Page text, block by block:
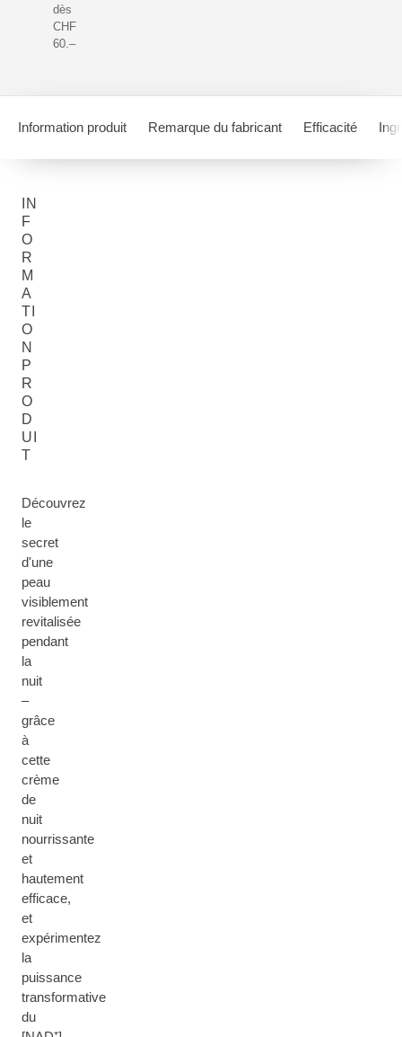
dès
CHF
60.–
Information produit Remarque du fabricant Efficacité
IN
F
O
R
M
A
TI
O
N
P
R
O
D
UI
T
Découvrez
le
secret
d'une
peau
visiblement
revitalisée
pendant
la
nuit
–
grâce
à
cette
crème
de
nuit
nourrissante
et
hautement
efficace,
et
expérimentez
la
puissance
transformative
du